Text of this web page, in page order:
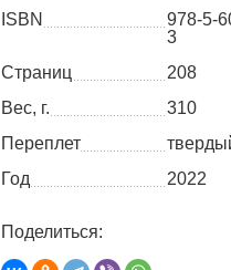
ISBN
978-5-
3
Страниц
208
Вес, г.
310
Переплет
Год
2022
Поделиться: